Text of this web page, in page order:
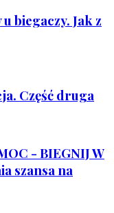
biegaczy. Jak z
Część druga
- BIEGNIJ W
szansa na